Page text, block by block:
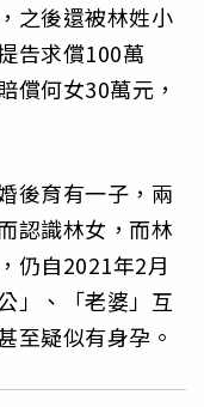
之後還被林姓小
告求償100萬
償何女30萬元，
後育有一子，兩
認識林女，而林
仍自2021年2月
」、「老婆」互
至疑似有身孕。